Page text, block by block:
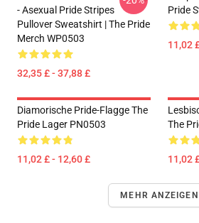
- Asexual Pride Stripes
Pullover Sweatshirt | The Pride
Merch WP0503
32,35 £ - 37,88 £
Pride
11,02
Diamorische Pride-Flagge The
Pride Lager PN0503
11,02 £ - 12,60 £
The
11,02
MEHR ANZEIGEN